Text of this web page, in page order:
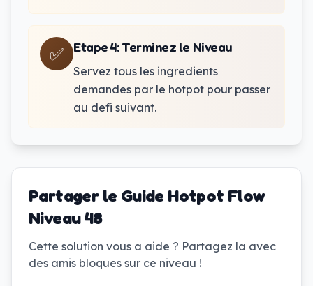
✅ Etape 4:Terminez le Niveau
Servez tous les ingredients
demandes par le hotpot pour passer
au defi suivant.
Partager le Guide Hotpot Flow
Niveau 48
Cette solution vous a aide ? Partagez la avec
des amis bloques sur ce niveau !